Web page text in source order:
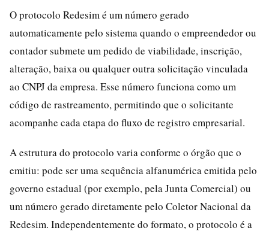
O protocolo Redesim é um número gerado
automaticamente pelo sistema quando o empreendedor ou
contador submete um pedido de viabilidade, inscrição,
alteração, baixa ou qualquer outra solicitação vinculada
ao CNPJ da empresa. Esse número funciona como um
código de rastreamento, permitindo que o solicitante
acompanhe cada etapa do fluxo de registro empresarial.
A estrutura do protocolo varia conforme o órgão que o
emitiu: pode ser uma sequência alfanumérica emitida pelo
governo estadual (por exemplo, pela Junta Comercial) ou
um número gerado diretamente pelo Coletor Nacional da
Redesim. Independentemente do formato, o protocolo é a